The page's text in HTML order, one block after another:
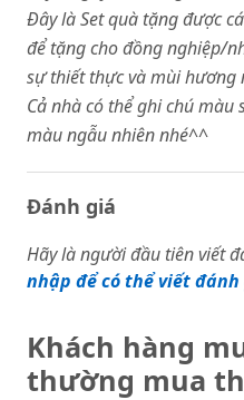
Đây là Set quà tặng được
để tặng cho đồng nghiệp/
sự thiết thực và mùi hương
Cả nhà có thể ghi chú màu
màu ngẫu nhiên nhé^^
Đánh giá
Hãy là người đầu tiên viết
nhập để có thể viết
Khách hàng
thường mua